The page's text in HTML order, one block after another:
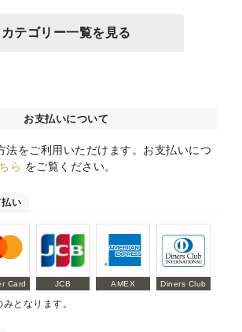
カテゴリー一覧を見る
お支払いについて
法をご利用いただけます。お支払いにつ
ら をご覧ください。
い
Card JCB AMEX Diners Club
となります。